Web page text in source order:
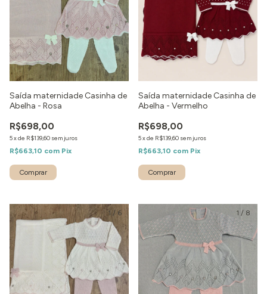
Saída maternidade Casinha de
Abelha - Rosa
R$698,00
5xde R$139,60 sem juros
R$663,10 com Pix
Comprar
Saída maternidade Casinha de
Abelha - Vermelho
R$698,00
5xde R$139,60 sem juros
R$663,10 com Pix
Comprar
1/ 6 1 / 8